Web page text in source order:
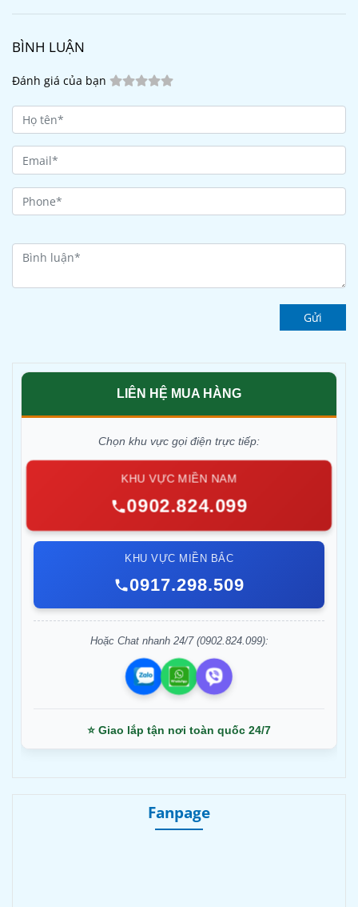
BÌNH LUẬN
Đánh giá của bạn
Gửi
LIÊN HỆ MUA HÀNG
Chọn khu vực gọi điện trực tiếp:
KHU VỰC MIỀN NAM
0902.824.099
KHU VỰC MIỀN BẮC
0917.298.509
Hoặc Chat nhanh 24/7 (0902.824.099):
⭐ Giao lắp tận nơi toàn quốc 24/7
Fanpage